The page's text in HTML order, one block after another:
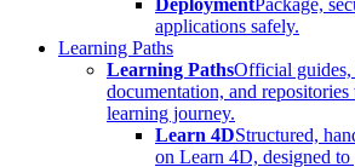
DeploymentPackage,
applications safely.
Learning Paths
Learning PathsOfficial guides,
documentation, and
learning journey.
Learn 4DStructured,
on Learn 4D, designed